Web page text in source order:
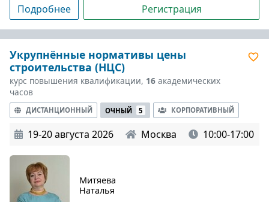
Подробнее Регистрация
Укрупнённые нормативы цены
строительства (НЦС)
курс повышения квалификации, 16 академических
часов
ДИСТАНЦИОННЫЙ ОЧНЫЙ 5 КОРПОРАТИВНЫЙ
19-20 августа 2026 Москва 10:00-17:00
Митяева
Наталья